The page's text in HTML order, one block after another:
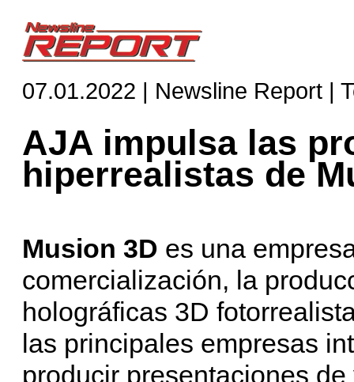
07.01.2022 | Newsline Report |
AJA impulsa las
hiperrealistas de
Musion 3D es una
comercialización, la
holográficas 3D
las principales empresas
producir presentaciones